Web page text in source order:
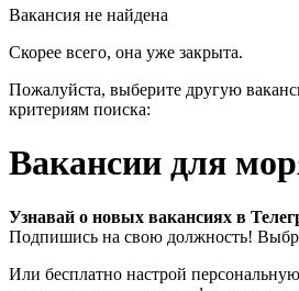
Вакансия не найдена
Скорее всего, она уже закрыта.
Пожалуйста, выберите другую
критериям поиска:
Вакансии для
Узнавай о новых вакансиях в
Подпишись на свою должность!
Или бесплатно настрой